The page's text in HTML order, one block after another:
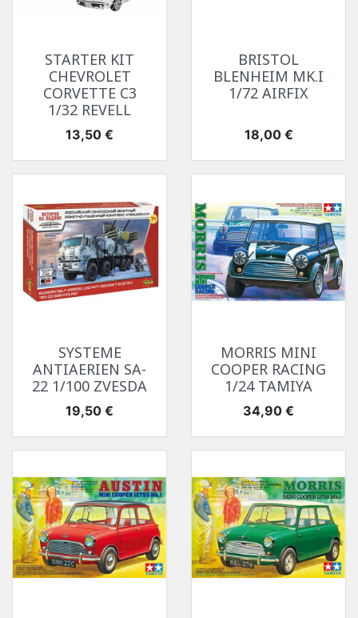
STARTER KIT
CHEVROLET
CORVETTE C3
1/32 REVELL
Prix
13,50 €
BRISTOL
BLENHEIM MK.I
1/72 AIRFIX
Prix
18,00 €
SYSTEME
ANTIAERIEN SA-
22 1/100 ZVESDA
Prix
19,50 €
MORRIS MINI
COOPER RACING
1/24 TAMIYA
Prix
34,90 €